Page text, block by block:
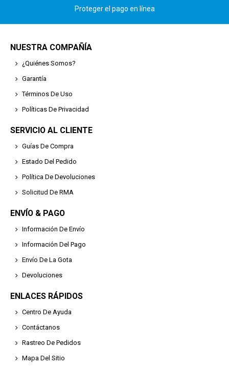
Proteger el pago en línea
NUESTRA COMPAÑÍA
¿Quiénes Somos?
Garantía
Términos De Uso
Políticas De Privacidad
SERVICIO AL CLIENTE
Guías De Compra
Estado Del Pedido
Política De Devoluciones
Solicitud De RMA
ENVÍO & PAGO
Información De Envío
Información Del Pago
Envío De La Gota
Devoluciones
ENLACES RÁPIDOS
Centro De Ayuda
Contáctanos
Rastreo De Pedidos
Mapa Del Sitio